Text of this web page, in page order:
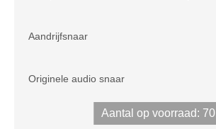
Aandrijfsnaar
Originele audio snaar
Aantal op voorraad: 70